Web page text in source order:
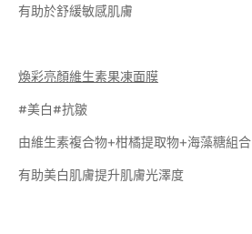
有助於舒緩敏感肌膚
煥彩亮顏維生素果凍面膜
#美白#抗皺
由維生素複合物+柑橘提取物+海藻糖組合
有助美白肌膚提升肌膚光澤度